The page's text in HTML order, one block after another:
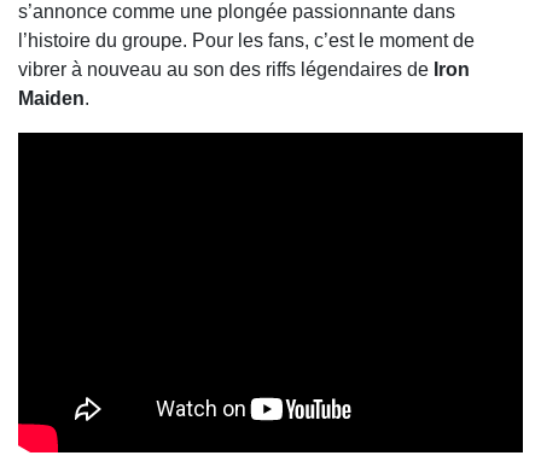
s’annonce comme une plongée passionnante dans
l’histoire du groupe. Pour les fans, c’est le moment de
vibrer à nouveau au son des riffs légendaires de Iron
Maiden.